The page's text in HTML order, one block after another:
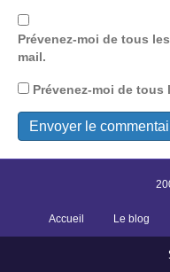
Prévenez-moi de tous
mail.
Prévenez-moi de
Accueil Le blog